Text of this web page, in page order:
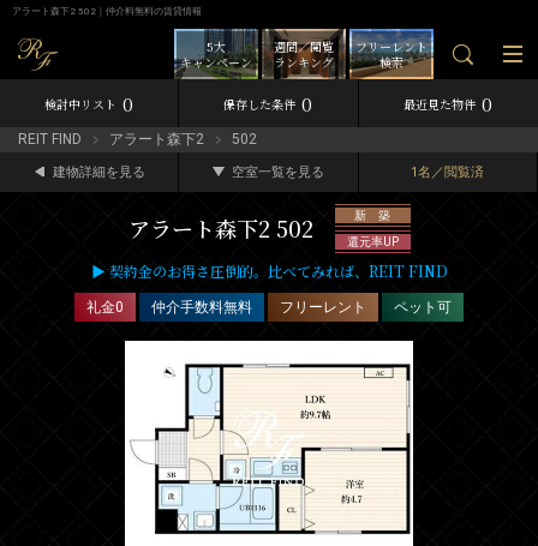
アラート森下2 502｜仲介料無料の賃貸情報
フリーレント
検索
週間／閲覧
ランキング
5大
キャンペーン
検討中リスト 0 保存した条件 0 最近見た物件 0
REIT FIND アラート森下2 502
建物詳細を見る 空室一覧を見る 1名／閲覧済
アラート森下2 502
新 築
還元率UP
▶ 契約金のお得さ圧倒的。比べてみれば、REIT FIND
礼金0 仲介手数料無料 フリーレント ペット可